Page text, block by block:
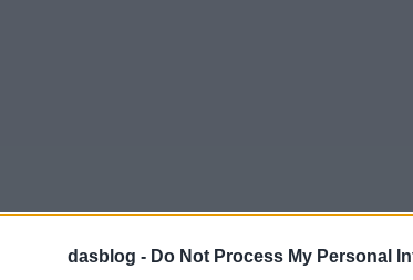
dasblog - Do Not Process My Personal